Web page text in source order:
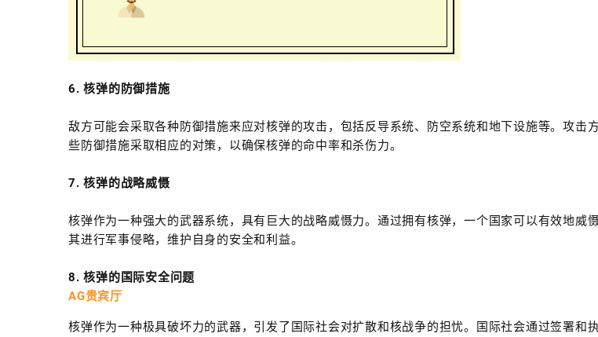
6. 核弹的防御措施
敌方可能会采取各种防御措施来应对核弹的攻击，包括反导系统、防空系统和地下设施等。攻击
些防御措施采取相应的对策，以确保核弹的命中率和杀伤力。
7. 核弹的战略威慑
核弹作为一种强大的武器系统，具有巨大的战略威慑力。通过拥有核弹，一个国家可以有效地威
其进行军事侵略，维护自身的安全和利益。
8. 核弹的国际安全问题
AG贵宾厅
核弹作为一种极具破坏力的武器，引发了国际社会对扩散和核战争的担忧。国际社会通过签署和